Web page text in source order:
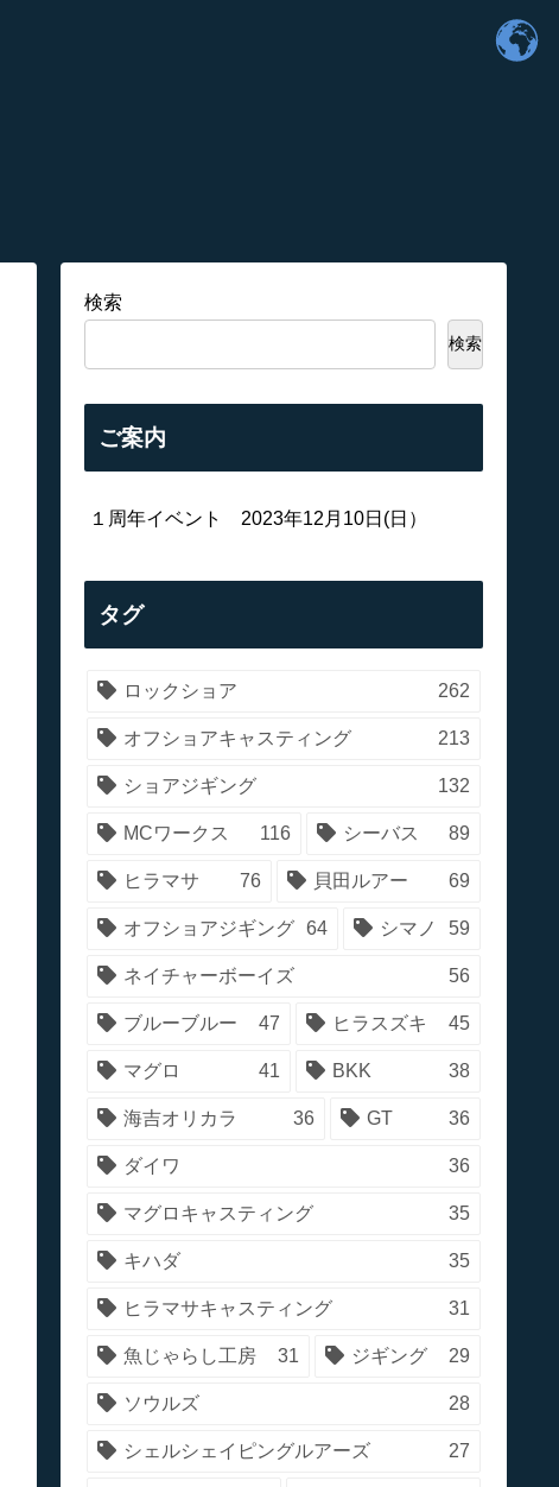
検索
検索
ご案内
１周年イベント 2023年12月10日(日）
タグ
ロックショア 262
オフショアキャスティング 213
ショアジギング 132
MCワークス 116 シーバス 89
ヒラマサ 76 貝田ルアー 69
オフショアジギング 64 シマノ 59
ネイチャーボーイズ 56
ブルーブルー 47 ヒラスズキ 45
マグロ 41 BKK 38
海吉オリカラ 36 GT 36
ダイワ 36
マグロキャスティング 35
キハダ 35
ヒラマサキャスティング 31
魚じゃらし工房 31 ジギング 29
ソウルズ 28
シェルシェイピングルアーズ 27